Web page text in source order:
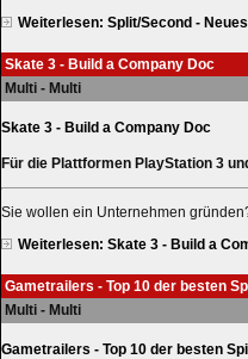
Weiterlesen: Split/Second -
Skate 3 - Build a Company Doc
Multi - Multi
Skate 3 - Build a Company Doc
Für die Plattformen PlayStation 3
Sie wollen ein Unternehmen
Weiterlesen: Skate 3 - Build a
Gametrailers - Top 10 der besten
Multi - Multi
Gametrailers - Top 10 der besten